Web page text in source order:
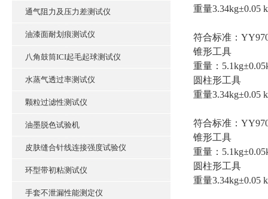
通气阻力及压力差测试仪
油漆面耐划痕测试仪
八角鼓筒ICI起毛起球测试仪
水蒸气透过率测试仪
颗粒过滤性测试仪
油墨脱色试验机
皮肤缝合针线连接强度试验仪
环型带初粘测试仪
手套不泄漏性能测定仪
重量3.34kg±0.05
符合标准：
锥形工具
重量：
圆柱形工具
重量3.34kg±0.05
符合标准：
锥形工具
重量：
圆柱形工具
重量3.34kg±0.05